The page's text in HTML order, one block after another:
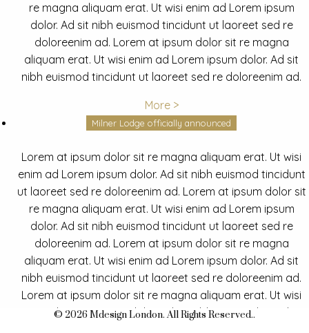
re magna aliquam erat. Ut wisi enim ad Lorem ipsum
dolor. Ad sit nibh euismod tincidunt ut laoreet sed re
doloreenim ad. Lorem at ipsum dolor sit re magna
aliquam erat. Ut wisi enim ad Lorem ipsum dolor. Ad sit
nibh euismod tincidunt ut laoreet sed re doloreenim ad.
More >
Milner Lodge officially announced
Lorem at ipsum dolor sit re magna aliquam erat. Ut wisi
enim ad Lorem ipsum dolor. Ad sit nibh euismod tincidunt
ut laoreet sed re doloreenim ad. Lorem at ipsum dolor sit
re magna aliquam erat. Ut wisi enim ad Lorem ipsum
dolor. Ad sit nibh euismod tincidunt ut laoreet sed re
doloreenim ad. Lorem at ipsum dolor sit re magna
aliquam erat. Ut wisi enim ad Lorem ipsum dolor. Ad sit
nibh euismod tincidunt ut laoreet sed re doloreenim ad.
Lorem at ipsum dolor sit re magna aliquam erat. Ut wisi
enim ad Lorem ipsum dolor. Ad sit nibh euismod tincidunt
© 2026 Mdesign London. All Rights Reserved..